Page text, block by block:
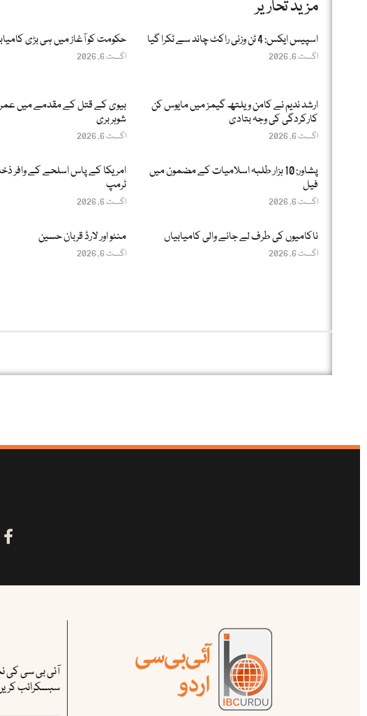
مزید تحاریر
اسپیس ایکس: 4 ٹن وزنی راکٹ چاند سے ٹکرا گیا
اگست 6, 2026
حکومت کو آغاز میں ہی بڑی
اگست 6, 2026
ارشد ندیم نے کامن ویلتھ گیمز میں مایوس کن
کارکردگی کی وجہ بتادی
اگست 6, 2026
بیوی کے قتل کے مقدمے میں عمر
شوہر بری
اگست 6, 2026
پشاور: 10 ہزار طلبہ اسلامیات کے مضمون میں
فیل
اگست 6, 2026
امریکا کے پاس اسلحے کے وافر
ٹرمپ
اگست 6, 2026
ناکامیوں کی طرف لے جانے والی کامیابیاں
اگست 6, 2026
منٹو اور لارڈ قربان حسین
اگست 6, 2026
آئی بی سی کی
سبسکرائب